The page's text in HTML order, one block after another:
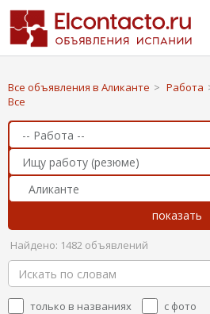
Все объявления в Аликанте > Работа
Все
Найдено: 1482 объявлений
только в названиях с фото